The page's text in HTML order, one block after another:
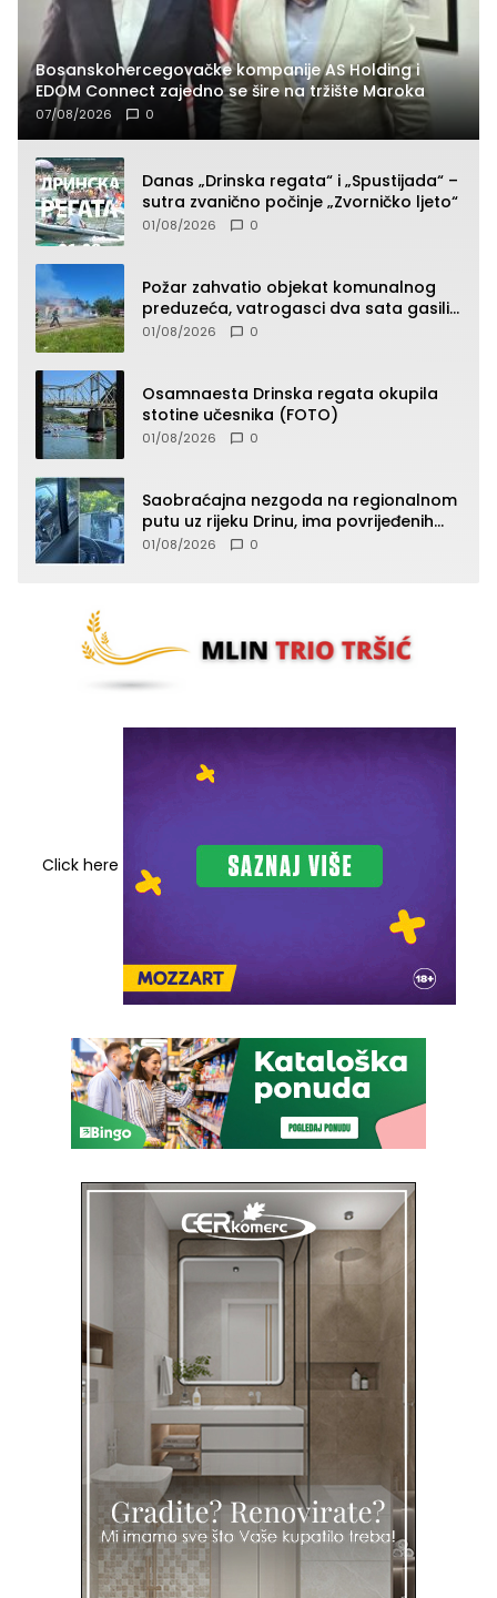
Bosanskohercegovačke kompanije AS Holding i
EDOM Connect zajedno se šire na tržište Maroka
07/08/2026 0
Danas „Drinska regata“ i „Spustijada“ –
sutra zvanično počinje „Zvorničko ljeto“
01/08/2026 0
Požar zahvatio objekat komunalnog
preduzeća, vatrogasci dva sata gasili
vatru (FOTO)
01/08/2026 0
Osamnaesta Drinska regata okupila
stotine učesnika (FOTO)
01/08/2026 0
Saobraćajna nezgoda na regionalnom
putu uz rijeku Drinu, ima povrijeđenih
lica (FOTO)
01/08/2026 0
Click here